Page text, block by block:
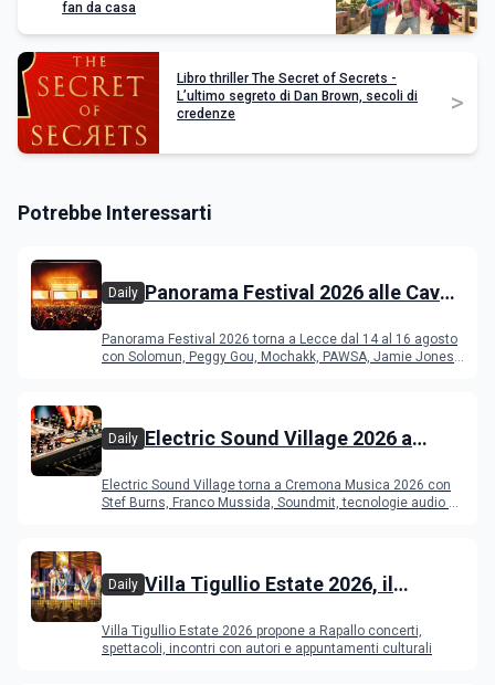
fan da casa
Libro thriller The Secret of Secrets -
L’ultimo segreto di Dan Brown, secoli di
credenze
>
Potrebbe Interessarti
Daily Panorama Festival 2026 alle Cave
programma
Panorama Festival 2026 torna a Lecce dal 14 al 16 agosto
con Solomun, Peggy Gou, Mochakk, PAWSA, Jamie Jones
Daily Electric Sound Village 2026 a
Young Band Contest, il programma
Electric Sound Village torna a Cremona Musica 2026 con
Stef Burns, Franco Mussida, Soundmit, tecnologie audio e
Daily Villa Tigullio Estate 2026, il
Villa Tigullio Estate 2026 propone a Rapallo concerti,
spettacoli, incontri con autori e appuntamenti culturali